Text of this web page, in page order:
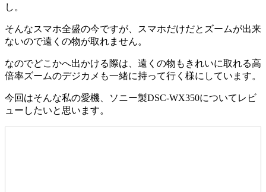
し。
そんなスマホ全盛の今ですが、スマホだけだとズームが出来
ないので遠くの物が取れません。
なのでどこかへ出かける際は、遠くの物もきれいに取れる高
倍率ズームのデジカメも一緒に持って行く様にしています。
今回はそんな私の愛機、ソニー製DSC-WX350についてレビ
ューしたいと思います。